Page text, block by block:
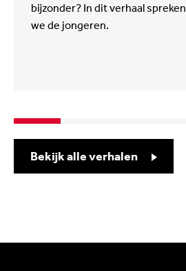
bijzonder? In dit verhaal spreken
we de jongeren.
Bekijk alle verhalen